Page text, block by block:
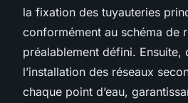
la fixation des tuyauteries
conformément au schéma de
préalablement défini. Ensuite,
l’installation des réseaux
chaque point d’eau,